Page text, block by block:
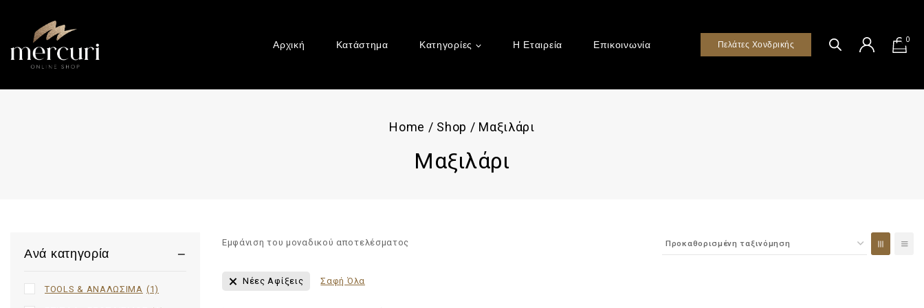
Αρχική Κατάστημα Κατηγορίες Η Εταιρεία Επικοινωνία Πελάτες Χονδρικής 0
Home / Shop / Μαξιλάρι
Μαξιλάρι
Εμφάνιση του μοναδικού αποτελέσματος
Νέες Αφίξεις Σαφή Όλα
Ανά κατηγορία
TOOLS & ΑΝΑΛΩΣΙΜΑ (1)